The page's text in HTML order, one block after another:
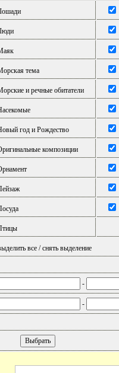
тема
и речные обитатели
год и Рождество
композиции
все / снять выделение
-
-